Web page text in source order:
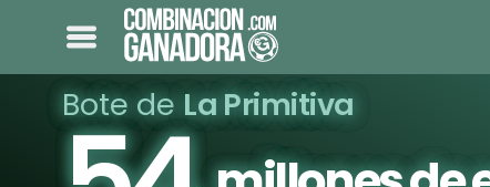
Bote de La Primitiva